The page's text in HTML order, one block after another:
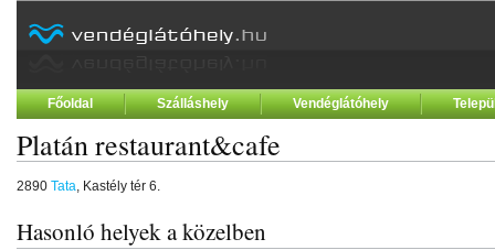
Főoldal Szálláshely Vendéglátóhely
Platán restaurant&cafe
2890 Tata, Kastély tér 6.
Hasonló helyek a közelben